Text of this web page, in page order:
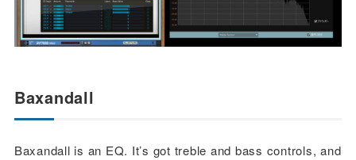
Baxandall
Baxandall is an EQ. It’s got treble and bass controls, and